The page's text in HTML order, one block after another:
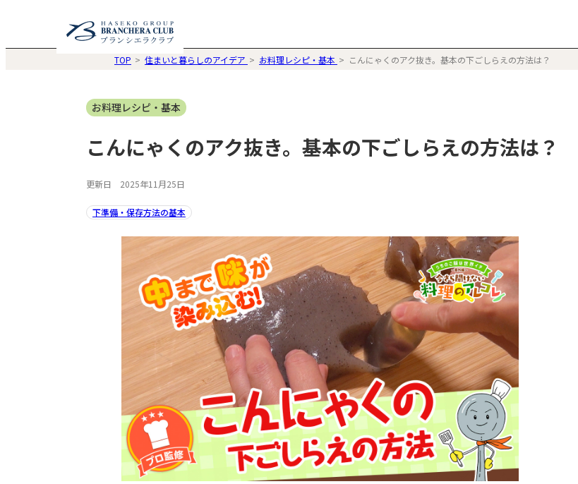
TOP 住まいと暮らしのアイデア お料理レシピ・基本 こんにゃくのアク抜き。基本の下ごしらえの方法は？
お料理レシピ・基本
こんにゃくのアク抜き。基本の下ごしらえの方法は？
更新日 2025年11月25日
下準備・保存方法の基本